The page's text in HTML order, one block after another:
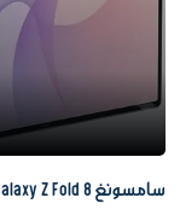
سامسونغ Galaxy Z Fold 8 ونقلة تصميمية قياسية بسعر 1900 دولار